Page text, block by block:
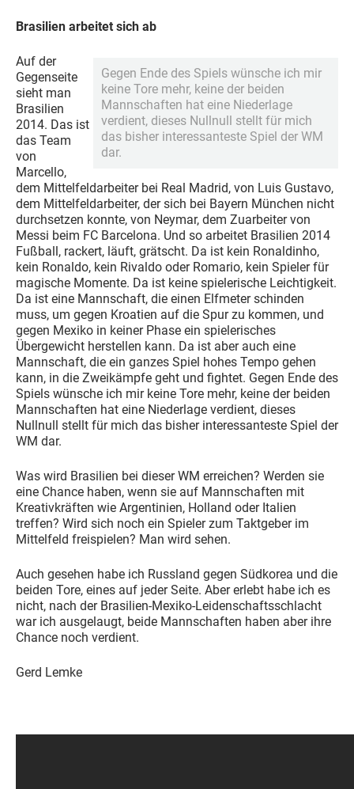
Brasilien arbeitet sich ab
Gegen Ende des Spiels wünsche ich mir
keine Tore mehr, keine der beiden
Mannschaften hat eine Niederlage
verdient, dieses Nullnull stellt für mich
das bisher interessanteste Spiel der WM
dar.
Auf der
Gegenseite
sieht man
Brasilien
2014. Das ist
das Team
von
Marcello,
dem Mittelfeldarbeiter bei Real Madrid, von Luis Gustavo,
dem Mittelfeldarbeiter, der sich bei Bayern München nicht
durchsetzen konnte, von Neymar, dem Zuarbeiter von
Messi beim FC Barcelona. Und so arbeitet Brasilien 2014
Fußball, rackert, läuft, grätscht. Da ist kein Ronaldinho,
kein Ronaldo, kein Rivaldo oder Romario, kein Spieler für
magische Momente. Da ist keine spielerische Leichtigkeit.
Da ist eine Mannschaft, die einen Elfmeter schinden
muss, um gegen Kroatien auf die Spur zu kommen, und
gegen Mexiko in keiner Phase ein spielerisches
Übergewicht herstellen kann. Da ist aber auch eine
Mannschaft, die ein ganzes Spiel hohes Tempo gehen
kann, in die Zweikämpfe geht und fightet. Gegen Ende des
Spiels wünsche ich mir keine Tore mehr, keine der beiden
Mannschaften hat eine Niederlage verdient, dieses
Nullnull stellt für mich das bisher interessanteste Spiel der
WM dar.
Was wird Brasilien bei dieser WM erreichen? Werden sie
eine Chance haben, wenn sie auf Mannschaften mit
Kreativkräften wie Argentinien, Holland oder Italien
treffen? Wird sich noch ein Spieler zum Taktgeber im
Mittelfeld freispielen? Man wird sehen.
Auch gesehen habe ich Russland gegen Südkorea und die
beiden Tore, eines auf jeder Seite. Aber erlebt habe ich es
nicht, nach der Brasilien-Mexiko-Leidenschaftsschlacht
war ich ausgelaugt, beide Mannschaften haben aber ihre
Chance noch verdient.
Gerd Lemke